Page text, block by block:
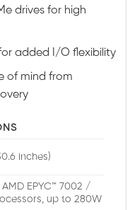
drives for high
added I/O flexibility
of mind from
inches)
EPYC™ 7002 /
up to 280W